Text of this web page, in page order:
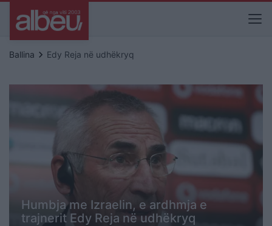
Ballina keyboard_arrow_right Edy Reja në udhëkryq
Humbja me Izraelin, e ardhmja e
trajnerit Edy Reja në udhëkryq